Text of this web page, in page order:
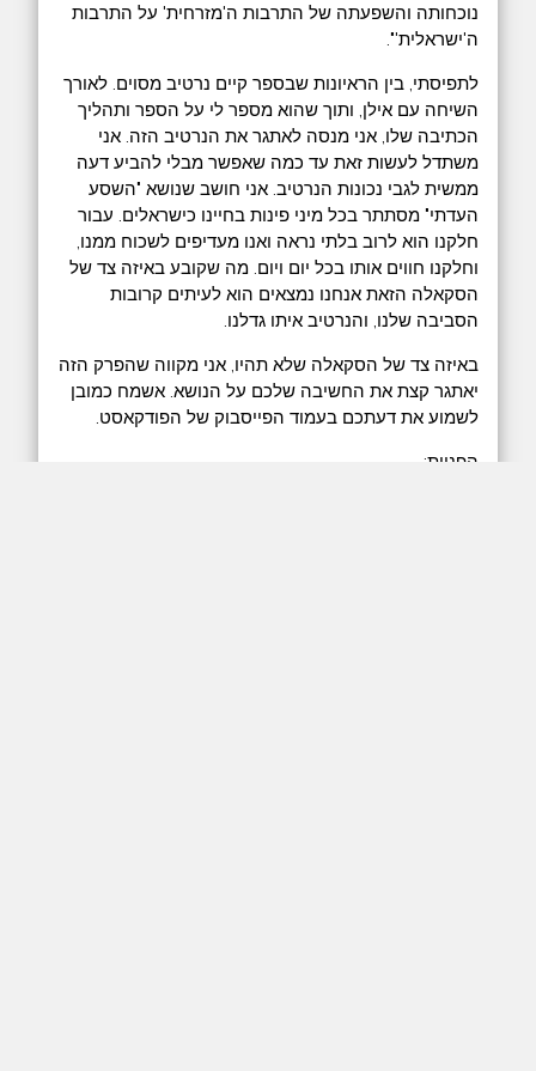
נוכחותה והשפעתה של התרבות ה'מזרחית' על התרבות
ה'ישראלית'".
לתפיסתי, בין הראיונות שבספר קיים נרטיב מסוים. לאורך
השיחה עם אילן, ותוך שהוא מספר לי על הספר ותהליך
הכתיבה שלו, אני מנסה לאתגר את הנרטיב הזה. אני
משתדל לעשות זאת עד כמה שאפשר מבלי להביע דעה
ממשית לגבי נכונות הנרטיב. אני חושב שנושא "השסע
העדתי" מסתתר בכל מיני פינות בחיינו כישראלים. עבור
חלקנו הוא לרוב בלתי נראה ואנו מעדיפים לשכוח ממנו,
וחלקנו חווים אותו בכל יום ויום. מה שקובע באיזה צד של
הסקאלה הזאת אנחנו נמצאים הוא לעיתים קרובות
הסביבה שלנו, והנרטיב איתו גדלנו.
באיזה צד של הסקאלה שלא תהיו, אני מקווה שהפרק הזה
יאתגר קצת את החשיבה שלכם על הנושא. אשמח כמובן
לשמוע את דעתכם בעמוד הפייסבוק של הפודקאסט.
הפניות: